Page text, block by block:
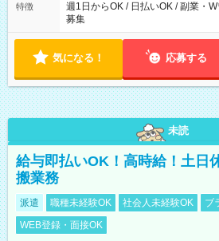
特徴
週1日からOK / 日払いOK / 副業・
募集
気になる！ 応募する
未読
給与即払いOK！高時給！土日
搬業務
派遣 職種未経験OK 社会人未経験OK
ブ
WEB登録・面接OK